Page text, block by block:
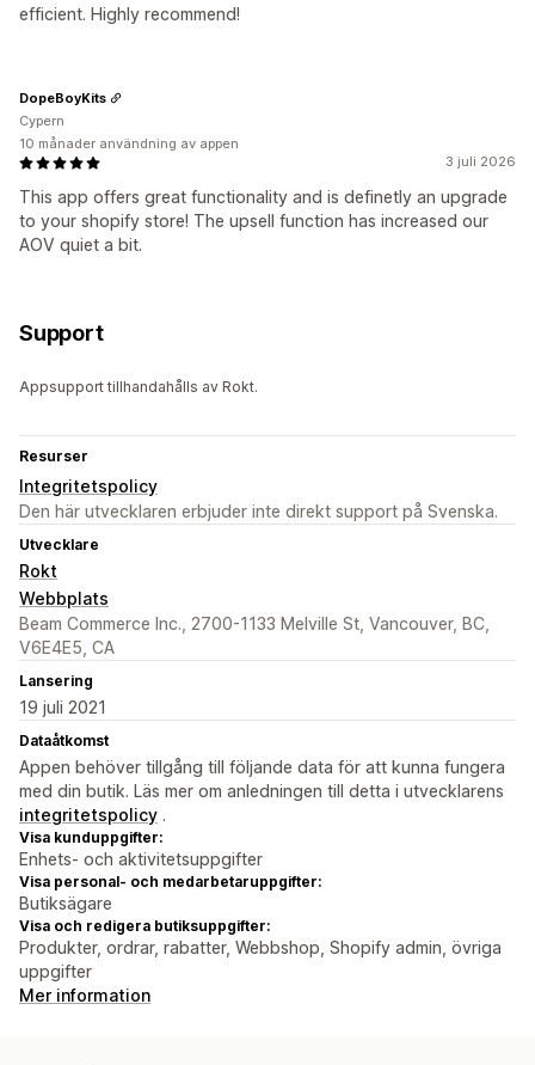
efficient. Highly recommend!
3 juli 2026
This app offers great functionality and is definetly an upgrade
to your shopify store! The upsell function has increased our
AOV quiet a bit.
DopeBoyKits
Cypern
10 månader användning av appen
Support
Appsupport tillhandahålls av Rokt.
Resurser
Integritetspolicy
Den här utvecklaren erbjuder inte direkt support på Svenska.
Utvecklare
Rokt
Webbplats
Beam Commerce Inc., 2700-1133 Melville St, Vancouver, BC,
V6E4E5, CA
Lansering
19 juli 2021
Dataåtkomst
Appen behöver tillgång till följande data för att kunna fungera
med din butik. Läs mer om anledningen till detta i utvecklarens
integritetspolicy .
Visa kunduppgifter:
Enhets- och aktivitetsuppgifter
Visa personal- och medarbetaruppgifter:
Butiksägare
Visa och redigera butiksuppgifter:
Produkter, ordrar, rabatter, Webbshop, Shopify admin, övriga
uppgifter
Mer information